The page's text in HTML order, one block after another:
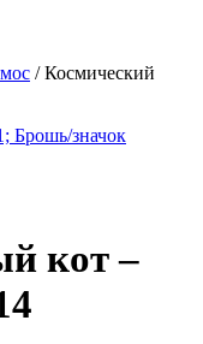
/ Космический
кот –